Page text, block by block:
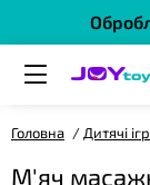
Головна Дитячі
М'яч